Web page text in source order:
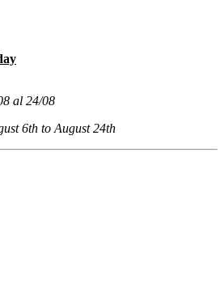
al 24/08
6th to August 24th